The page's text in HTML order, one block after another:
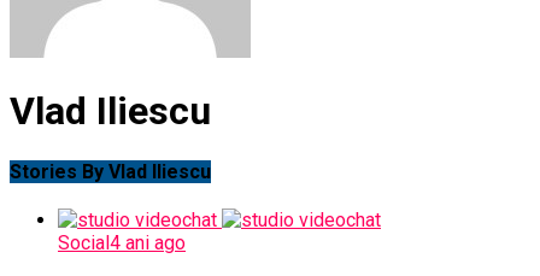
Vlad Iliescu
Stories By Vlad Iliescu
Social4 ani ago